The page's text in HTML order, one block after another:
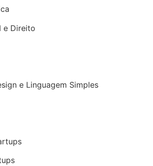
e Direito
e Linguagem Simples